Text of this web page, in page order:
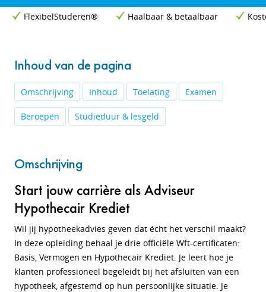
FlexibelStuderen® Haalbaar & betaalbaar
Inhoud van de pagina
Omschrijving Inhoud Toelating Examen
Beroepen Studieduur & lesgeld
Omschrijving
Start jouw carrière als Adviseur
Hypothecair Krediet
Wil jij hypotheekadvies geven dat écht het verschil maakt?
In deze opleiding behaal je drie officiële Wft-certificaten:
Basis, Vermogen en Hypothecair Krediet. Je leert hoe je
klanten professioneel begeleidt bij het afsluiten van een
hypotheek, afgestemd op hun persoonlijke situatie. Je